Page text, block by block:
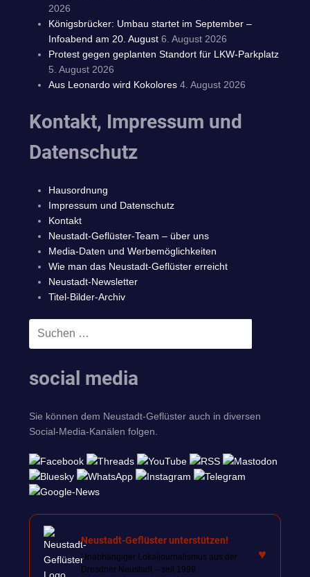
2026
Königsbrücker: Umbau startet im September –
Infoabend am 20. August 6. August 2026
Protest gegen geplanten Standort für LKW-Parkplatz
5. August 2026
Aus Leonardo wird Kokolores 4. August 2026
Kontakt, Impressum und
Datenschutz
Hausordnung
Impressum und Datenschutz
Kontakt
Neustadt-Geflüster-Team – über uns
Media-Daten und Werbemöglichkeiten
Wie man das Neustadt-Geflüster erreicht
Neustadt-Newsletter
Titel-Bilder-Archiv
Suchen
social media
Sie können dem Neustadt-Geflüster auch in diversen
Social-Media-Kanälen folgen.
Neustadt-Geflüster unterstützen!
Unabhängiger Lokaljournalismus aus der
Dresdner Neustadt – seit 1999.
♥